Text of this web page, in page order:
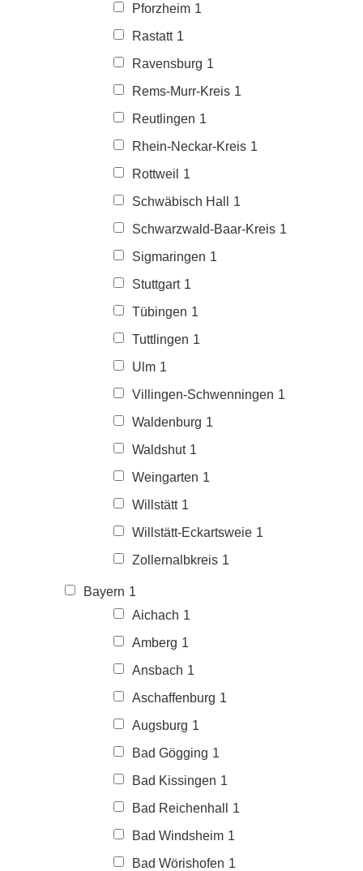
Pforzheim 1
Rastatt 1
Ravensburg 1
Rems-Murr-Kreis 1
Reutlingen 1
Rhein-Neckar-Kreis 1
Rottweil
1
Schwäbisch Hall
1
Schwarzwald-Baar-Kreis 1
Sigmaringen 1
Stuttgart 1
Tübingen 1
Tuttlingen 1
Ulm 1
Villingen-Schwenningen 1
Waldenburg 1
Waldshut 1
Weingarten 1
Willstätt 1
Willstätt-Eckartsweie 1
Zollernalbkreis 1
Bayern 1
Aichach 1
Amberg 1
Ansbach 1
Aschaffenburg 1
Augsburg 1
Bad Gögging 1
Bad Kissingen 1
Bad Reichenhall
1
Bad Windsheim 1
Bad Wörishofen 1